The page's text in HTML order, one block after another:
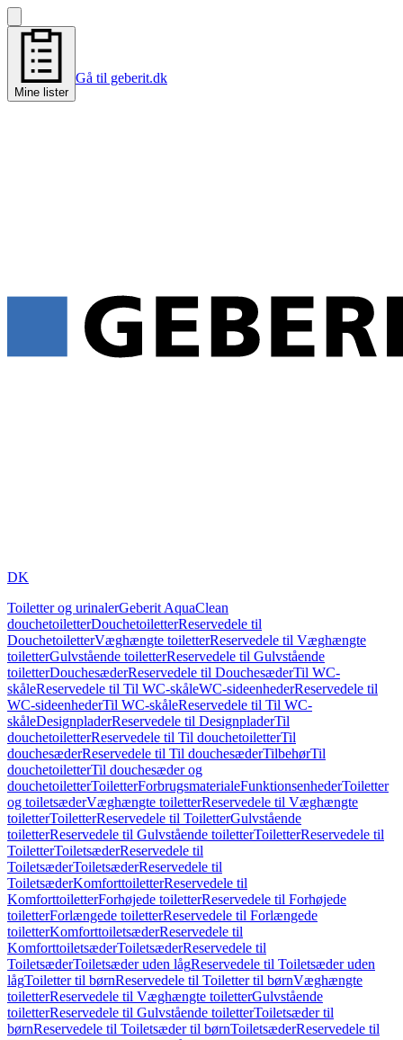
Mine lister
Gå til geberit.dk
DK
Toiletter og urinalerGeberit AquaClean
douchetoiletterDouchetoiletterReservedele til
DouchetoiletterVæghængte toiletterReservedele til Væghængte
toiletterGulvstående toiletterReservedele til Gulvstående
toiletterDouchesæderReservedele til DouchesæderTil WC-
skåleReservedele til Til WC-skåleWC-sideenhederReservedele til
WC-sideenhederTil WC-skåleReservedele til Til WC-
skåleDesignpladerReservedele til DesignpladerTil
douchetoiletterReservedele til Til douchetoiletterTil
douchesæderReservedele til Til douchesæderTilbehørTil
douchetoiletterTil douchesæder og
douchetoiletterToiletterForbrugsmaterialeFunktionsenhederToiletter
og toiletsæderVæghængte toiletterReservedele til Væghængte
toiletterToiletterReservedele til ToiletterGulvstående
toiletterReservedele til Gulvstående toiletterToiletterReservedele til
ToiletterToiletsæderReservedele til
ToiletsæderToiletsæderReservedele til
ToiletsæderKomforttoiletterReservedele til
KomforttoiletterForhøjede toiletterReservedele til Forhøjede
toiletterForlængede toiletterReservedele til Forlængede
toiletterKomforttoiletsæderReservedele til
KomforttoiletsæderToiletsæderReservedele til
ToiletsæderToiletsæder uden lågReservedele til Toiletsæder uden
lågToiletter til børnReservedele til Toiletter til børnVæghængte
toiletterReservedele til Væghængte toiletterGulvstående
toiletterReservedele til Gulvstående toiletterToiletsæder til
børnReservedele til Toiletsæder til børnToiletsæderReservedele til